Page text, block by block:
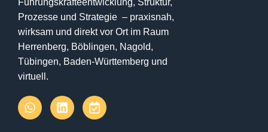
Führungskräfteentwicklung, Struktur,
Prozesse und Strategie – praxisnah,
wirksam und direkt vor Ort im Raum
Herrenberg, Böblingen, Nagold,
Tübingen, Baden-Württemberg und
virtuell.